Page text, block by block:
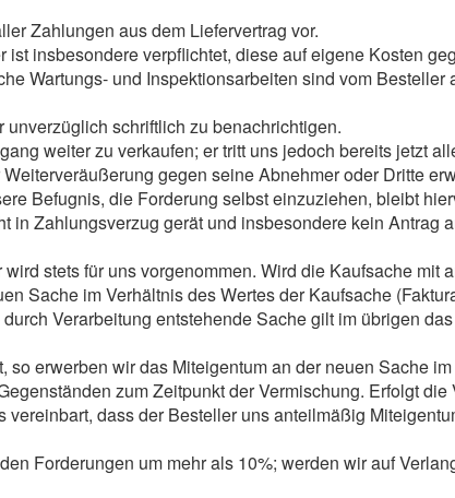
Zahlungen aus dem Liefervertrag vor.
insbesondere verpflichtet, diese auf eigene Kosten
Wartungs- und Inspektionsarbeiten sind vom Besteller
schriftlich zu benachrichtigen.
weiter zu verkaufen; er tritt uns jedoch bereits jetzt
gegen seine Abnehmer oder Dritte
Befugnis, die Forderung selbst einzuziehen, bleibt
Zahlungsverzug gerät und insbesondere kein Antrag
stets für uns vorgenommen. Wird die Kaufsache mit
Sache im Verhältnis des Wertes der Kaufsache
Verarbeitung entstehende Sache gilt im übrigen
erwerben wir das Miteigentum an der neuen Sache
zum Zeitpunkt der Vermischung. Erfolgt
dass der Besteller uns anteilmäßig
Forderungen um mehr als 10%; werden wir auf